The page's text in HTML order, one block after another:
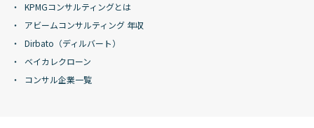
KPMGコンサルティングとは
アビームコンサルティング 年収
Dirbato（ディルバート）
ベイカレクローン
コンサル企業一覧